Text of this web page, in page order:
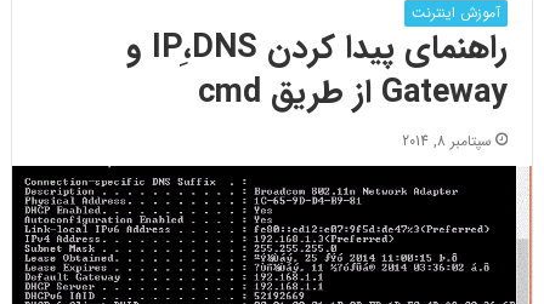
آموزش اینترنت
راهنمای پیدا کردن IP،ِDNS و
Gateway از طریق cmd
سپتامبر 8, 2014